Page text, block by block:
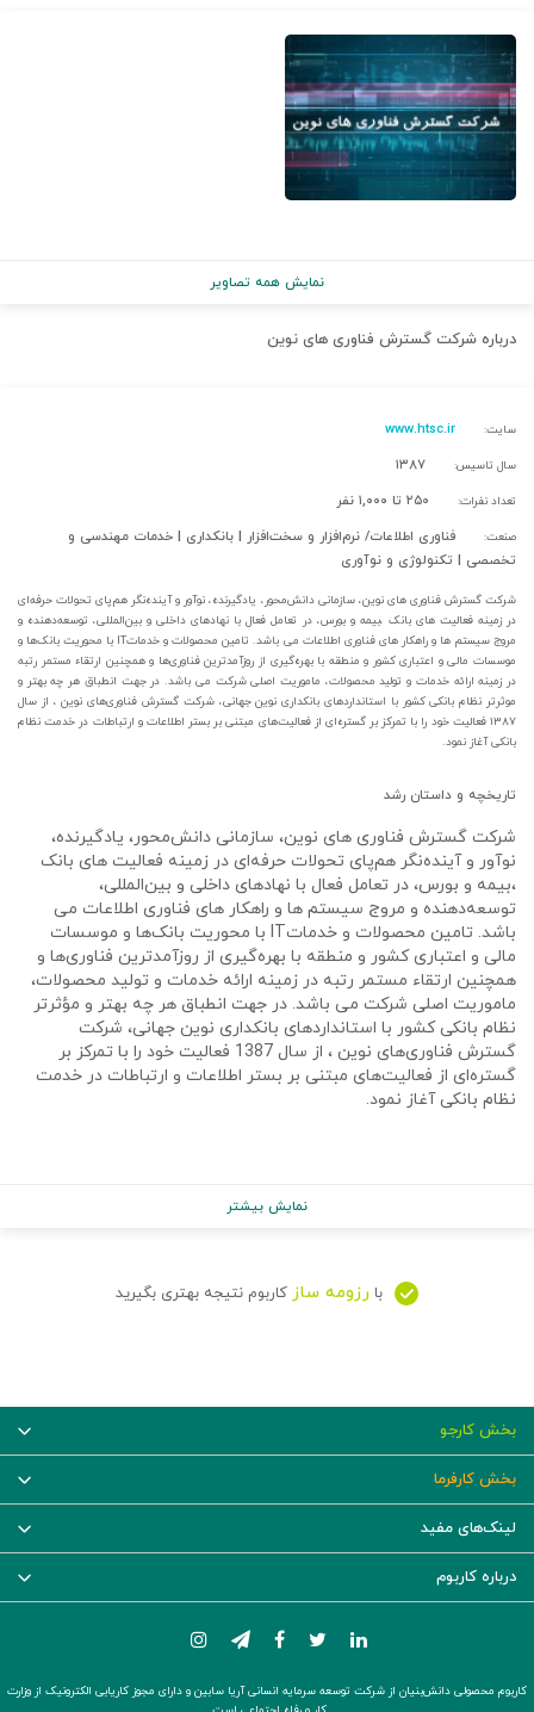
نمایش همه تصاویر
درباره شرکت گسترش فناوری های نوین
سایت: www.htsc.ir
سال تاسیس: ۱۳۸۷
تعداد نفرات: ۲۵۰ تا ۱,۰۰۰ نفر
صنعت:
فناوری اطلاعات/ نرم‌افزار و سخت‌افزار | بانکداری | خدمات مهندسی و
تخصصی | تکنولوژی و نوآوری
شرکت گسترش فناوری های نوین، سازمانی دانش‌محور، یادگیرنده، نوآور و آینده‌نگر هم‌پای تحولات حرفه‌ای
در زمینه فعالیت های بانک ،بیمه و بورس، در تعامل فعال با نهادهای داخلی و بین‌المللی، توسعه‌دهنده و
مروج سیستم ها و راهکار های فناوری اطلاعات می باشد. تامین محصولات و خدماتIT با محوریت بانک‌ها و
موسسات مالی و اعتباری کشور و منطقه با بهره‌­گیری از روزآمدترین فناوری‌ها و همچنین ارتقاء مستمر رتبه
در زمینه ارائه خدمات و تولید محصولات، ماموریت اصلی شرکت می باشد. در جهت انطباق هر چه بهتر و
موثرتر نظام بانکی کشور با استانداردهای بانکداری نوین جهانی، شرکت گسترش فناوری‌های نوین ، از سال
۱۳۸۷ فعالیت خود را با تمرکز بر گستره‌ای از فعالیت‌های مبتنی بر بستر اطلاعات و ارتباطات در خدمت نظام
بانکی آغاز نمود.
تاریخچه و داستان رشد
شرکت گسترش فناوری های نوین، سازمانی دانش‌محور، یادگیرنده،
نوآور و آینده‌نگر هم‌پای تحولات حرفه‌ای در زمینه فعالیت های بانک
،بیمه و بورس، در تعامل فعال با نهادهای داخلی و بین‌المللی،
توسعه‌دهنده و مروج سیستم ها و راهکار های فناوری اطلاعات می
باشد. تامین محصولات و خدماتIT با محوریت بانک‌ها و موسسات
مالی و اعتباری کشور و منطقه با بهره‌­گیری از روزآمدترین فناوری‌ها و
همچنین ارتقاء مستمر رتبه در زمینه ارائه خدمات و تولید محصولات،
ماموریت اصلی شرکت می باشد. در جهت انطباق هر چه بهتر و مؤثرتر
نظام بانکی کشور با استانداردهای بانکداری نوین جهانی، شرکت
گسترش فناوری‌های نوین ، از سال 1387 فعالیت خود را با تمرکز بر
گستره‌ای از فعالیت‌های مبتنی بر بستر اطلاعات و ارتباطات در خدمت
نظام بانکی آغاز نمود.
نمایش بیشتر
با رزومه ساز کاربوم نتیجه بهتری بگیرید
بخش کارجو
بخش کارفرما
لینک‌های مفید
درباره کاربوم
کاربوم محصولی دانش‌بنیان از شرکت توسعه سرمایه انسانی آریا سابین و دارای مجوز کاریابی الکترونیک از وزارت